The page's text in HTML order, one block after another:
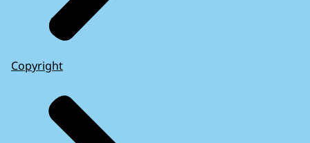
Copyright